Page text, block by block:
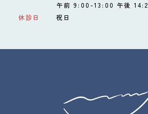
午前 9:00-13:00 午後
休診日
祝日